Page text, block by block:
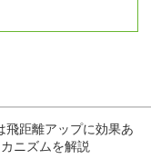
飛距離アップに効果あ
ニズムを解説